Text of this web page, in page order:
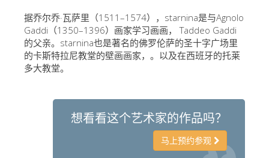
学院美术馆
巴拉丁画廊
美第奇教堂
考古学博物馆
宝石加工博物馆
据乔尔乔·瓦萨里（1511–1574），starnina是与Agnolo
Gaddi（1350–1396）画家学习画画， Taddeo Gaddi
的父亲。starnina也是著名的佛罗伦萨的圣十字广场里
的卡斯特拉尼教堂的壁画画家，。以及在西班牙的托莱
多大教堂。
想看看这个艺术家的作品吗？
马上预约参观